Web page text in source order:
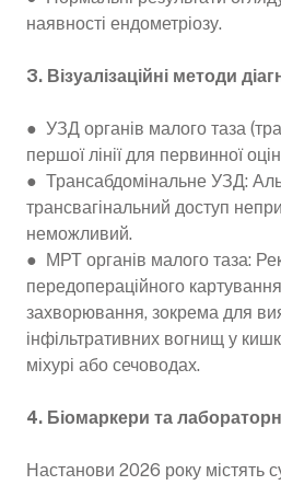
наявності ендометріозу.
3. Візуалізаційні методи
● УЗД органів малого таза
першої лінії для первинної
● Трансабдомінальне УЗД:
трансвагінальний доступ
неможливий.
● МРТ органів малого таза:
передопераційного
захворювання, зокрема для
інфільтративних вогнищ у
міхурі або сечоводах.
4. Біомаркери та
Настанови 2026 року містять